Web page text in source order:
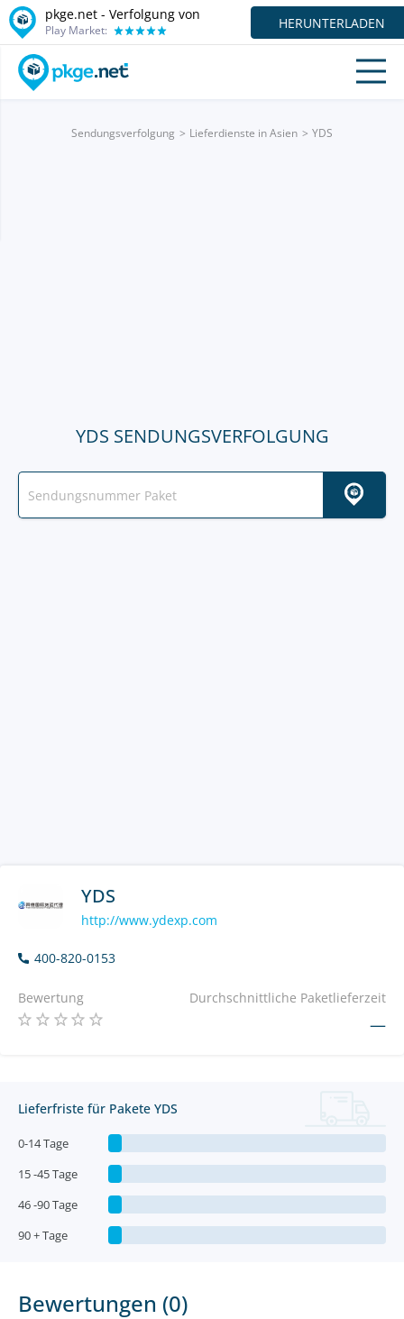
pkge.net - Verfolgung von
Play Market: HERUNTERLADEN
Sendungsverfolgung Lieferdienste in Asien YDS
YDS SENDUNGSVERFOLGUNG
YDS
http://www.ydexp.com
400-820-0153
Bewertung Durchschnittliche Paketlieferzeit
—
Lieferfriste für Pakete YDS
0-14 Tage
15 -45 Tage
46 -90 Tage
90 + Tage
Bewertungen (0)